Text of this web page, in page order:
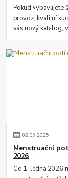
Pokud vybavujete
provoz, kvalitní
vás nový katalog,
02.09.2025
Menstruační
2026
Od 1. ledna 2026